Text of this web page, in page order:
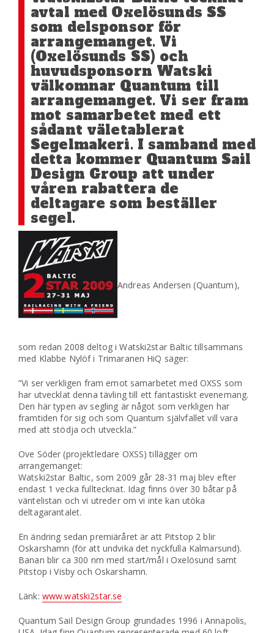
avtal med Oxelösunds SS
som delsponsor för
arrangemanget. Vi
(Oxelösunds SS) och
huvudsponsorn Watski
välkomnar Quantum till
arrangemanget. Vi ser fram
mot samarbetet med ett
sådant väletablerat
Segelmakeri. I samband med
detta kommer Quantum Sail
Design Group att under
våren rabattera de
deltagare som beställer
segel.
Andreas Andersen (Quantum),
som redan 2008 deltog i Watski2star Baltic tillsammans
med Klabbe Nylöf i Trimaranen HiQ säger:
”Vi ser verkligen fram emot samarbetet med OXSS som
har utvecklat denna tävling till ett fantastiskt evenemang.
Den här typen av segling är något som verkligen har
framtiden för sig och som Quantum självfallet vill vara
med att stödja och utveckla.”
Ove Söder (projektledare OXSS) tillägger om
arrangemanget:
Watski2star Baltic, som 2009 går 28-31 maj blev efter
endast 1 vecka fulltecknat. Idag finns över 30 båtar på
väntelistan och vi utreder om vi inte kan utöka
deltagarantalet.
En ändring sedan premiäråret är att Pitstop 2 blir
Oskarshamn (för att undvika det nyckfulla Kalmarsund).
Banan blir ca 300 nm med start/mål i Oxelösund samt
Pitstop i Visby och Oskarshamn.
Länk: www.watski2star.se
Quantum Sail Design Group grundades 1996 i Annapolis,